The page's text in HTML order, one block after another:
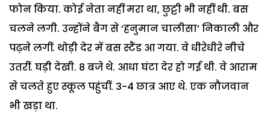
फोन किया. कोई नेता नहीं मरा था, छुट्टी भी नहीं थी. बस
चलने लगी. उन्होंने बैग से ‘हनुमान चालीसा’ निकाली और
पढ़ने लगीं. थोड़ी देर में बस स्टैंड आ गया. वे धीरेधीरे नीचे
उतरीं. घड़ी देखी. 8 बजे थे. आधा घंटा देर हो गई थी. वे आराम
से चलते हुए स्कूल पहुंचीं. 3-4 छात्र आए थे. एक नौजवान
भी खड़ा था.